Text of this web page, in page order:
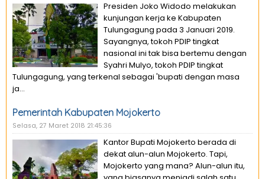
Presiden Joko Widodo melakukan
kunjungan kerja ke Kabupaten
Tulungagung pada 3 Januari 2019.
Sayangnya, tokoh PDIP tingkat
nasional ini tak bisa bertemu dengan
Syahri Mulyo, tokoh PDIP tingkat
Tulungagung, yang terkenal sebagai 'bupati dengan masa
ja...
Pemerintah Kabupaten Mojokerto
Selasa, 27 Maret 2018 21:45:36
Kantor Bupati Mojokerto berada di
dekat alun-alun Mojokerto. Tapi,
Mojokerto yang mana? Alun-alun itu,